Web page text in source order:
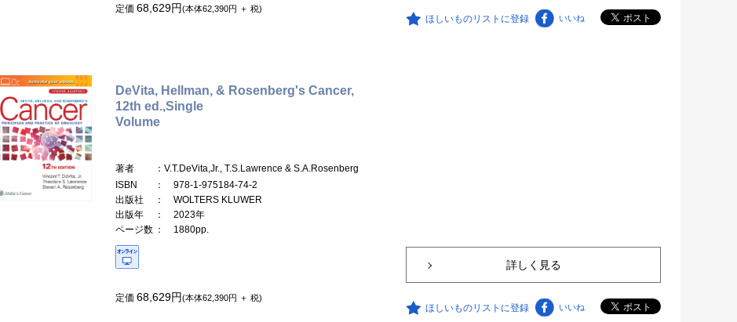
定価 68,629円(本体62,390円 ＋ 税)
ほしいものリストに登録 いいね
DeVita, Hellman, & Rosenberg's Cancer,
12th ed.,Single
Volume
著者
：V.T.DeVita,Jr., T.S.Lawrence & S.A.Rosenberg
ISBN
： 978-1-975184-74-2
出版社
： WOLTERS KLUWER
出版年
： 2023年
ページ数 ： 1880pp.
定価 68,629円(本体62,390円 ＋ 税)
詳しく見る
ほしいものリストに登録 いいね